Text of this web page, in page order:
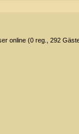
online (0 reg., 292